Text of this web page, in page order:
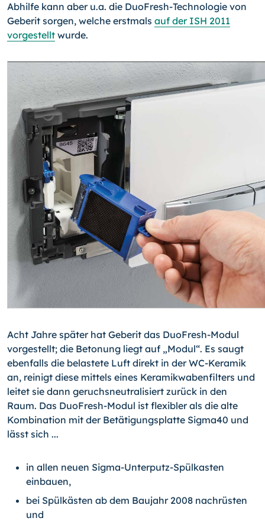
Abhilfe kann aber u.a. die DuoFresh-Technologie von
Geberit sorgen, welche erstmals auf der ISH 2011
vorgestellt wurde.
Acht Jahre später hat Geberit das DuoFresh-Modul
vorgestellt; die Betonung liegt auf „Modul“. Es saugt
ebenfalls die belastete Luft direkt in der WC-Keramik
an, reinigt diese mittels eines Keramikwabenfilters und
leitet sie dann geruchsneutralisiert zurück in den
Raum. Das DuoFresh-Modul ist flexibler als die alte
Kombination mit der Betätigungsplatte Sigma40 und
lässt sich ...
in allen neuen Sigma-Unterputz-Spülkasten
einbauen,
bei Spülkästen ab dem Baujahr 2008 nachrüsten
und